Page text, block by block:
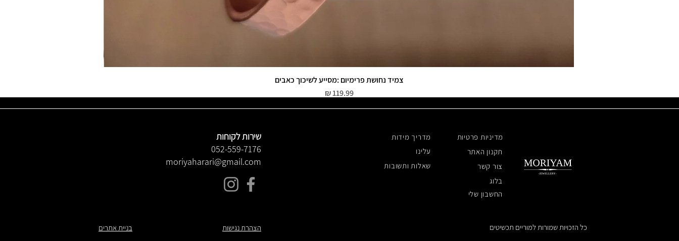
תצוגה מהירה
צמיד נחושת פרימיום :מסייע לשיכוך כאבים
מחיר‏119.99 ‏₪
שירות לקוחות
052-559-7176
moriyaharari@gmail.com
בניית אתרים הצהרת נגישות
מדריך מידות
מדיניות פרטיות
עלינו
תקנון האתר
שאלות ותשובות
צור קשר
בלוג
החשבון שלי
כל הזכויות שמורות למוריים תכשיטים